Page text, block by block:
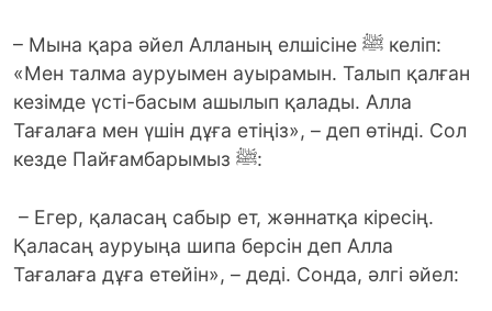
– Мына қара әйел Алланың елшісіне ﷺ келіп:
«Мен талма ауруымен ауырамын. Талып қалған
кезімде үсті-басым ашылып қалады. Алла
Тағалаға мен үшін дұға етіңіз», – деп өтінді. Сол
кезде Пайғамбарымыз ﷺ:
– Егер, қаласаң сабыр ет, жәннатқа кіресің.
Қаласаң ауруыңа шипа берсін деп Алла
Тағалаға дұға етейін», – деді. Сонда, әлгі әйел: